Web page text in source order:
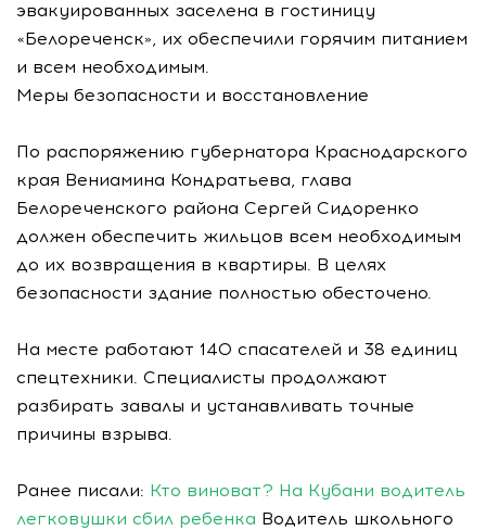
эвакуированных заселена в гостиницу
«Белореченск», их обеспечили горячим питанием
и всем необходимым.
Меры безопасности и восстановление
По распоряжению губернатора Краснодарского
края Вениамина Кондратьева, глава
Белореченского района Сергей Сидоренко
должен обеспечить жильцов всем необходимым
до их возвращения в квартиры. В целях
безопасности здание полностью обесточено.
На месте работают 140 спасателей и 38 единиц
спецтехники. Специалисты продолжают
разбирать завалы и устанавливать точные
причины взрыва.
Ранее писали: Кто виноват? На Кубани водитель
легковушки сбил ребенка Водитель школьного